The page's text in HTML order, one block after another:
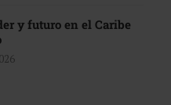
y futuro en el Caribe